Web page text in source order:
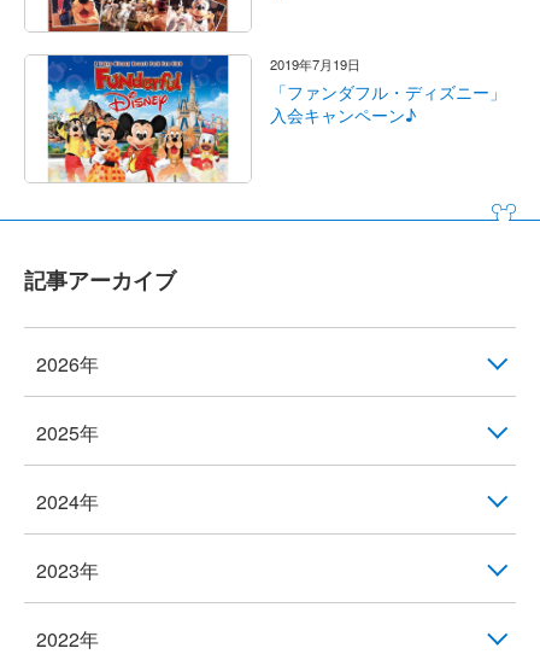
2019年7月19日
「ファンダフル・ディズニー」
入会キャンペーン♪
記事アーカイブ
2026年
2025年
2024年
2023年
2022年